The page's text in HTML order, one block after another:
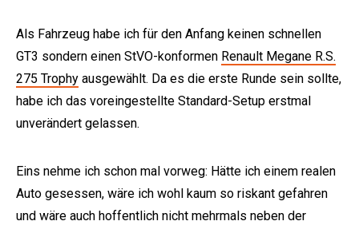
Als Fahrzeug habe ich für den Anfang keinen schnellen
GT3 sondern einen StVO-konformen Renault Megane R.S.
275 Trophy ausgewählt. Da es die erste Runde sein sollte,
habe ich das voreingestellte Standard-Setup erstmal
unverändert gelassen.
Eins nehme ich schon mal vorweg: Hätte ich einem realen
Auto gesessen, wäre ich wohl kaum so riskant gefahren
und wäre auch hoffentlich nicht mehrmals neben der